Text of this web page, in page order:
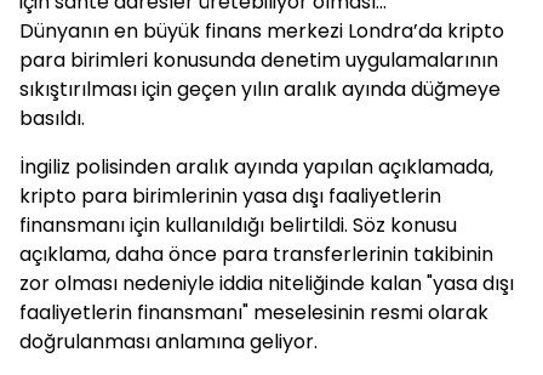
Dünyanın en büyük finans merkezi Londra’da kripto
para birimleri konusunda denetim uygulamalarının
sıkıştırılması için geçen yılın aralık ayında düğmeye
basıldı.
İngiliz polisinden aralık ayında yapılan açıklamada,
kripto para birimlerinin yasa dışı faaliyetlerin
finansmanı için kullanıldığı belirtildi. Söz konusu
açıklama, daha önce para transferlerinin takibinin
zor olması nedeniyle iddia niteliğinde kalan "yasa dışı
faaliyetlerin finansmanı" meselesinin resmi olarak
doğrulanması anlamına geliyor.